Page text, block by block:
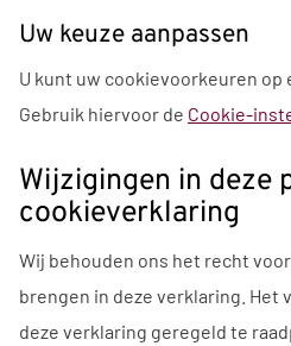
Uw keuze aanpassen
U kunt uw cookievoorkeuren op
Gebruik hiervoor de Cookie-
Wijzigingen in deze
cookieverklaring
Wij behouden ons het recht
brengen in deze verklaring. Het
deze verklaring geregeld te